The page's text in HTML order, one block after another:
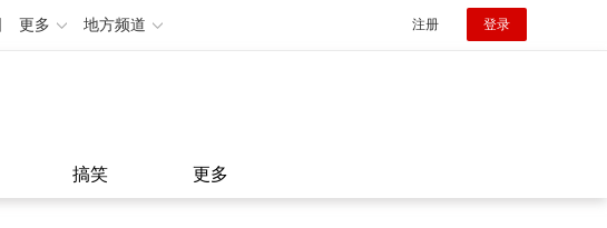
更多 地方频道 注册 登录
搞笑 更多